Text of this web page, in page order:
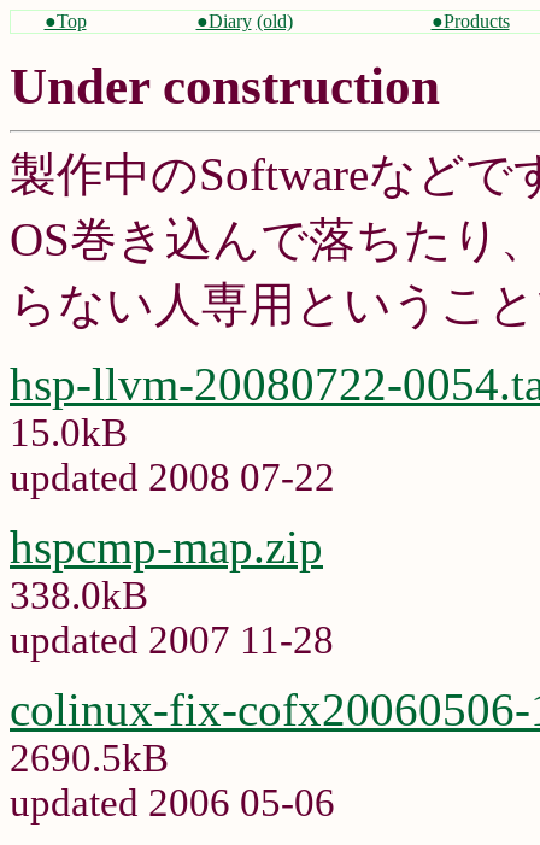
●Top ●Diary (old) ●Products
Under construction
製作中のSoftwareなどで
OS巻き込んで落ちたり
らない人専用というこ
hsp-llvm-20080722-
15.0kB
updated 2008 07-22
hspcmp-map.zip
338.0kB
updated 2007 11-28
colinux-fix-cofx20060506-
2690.5kB
updated 2006 05-06